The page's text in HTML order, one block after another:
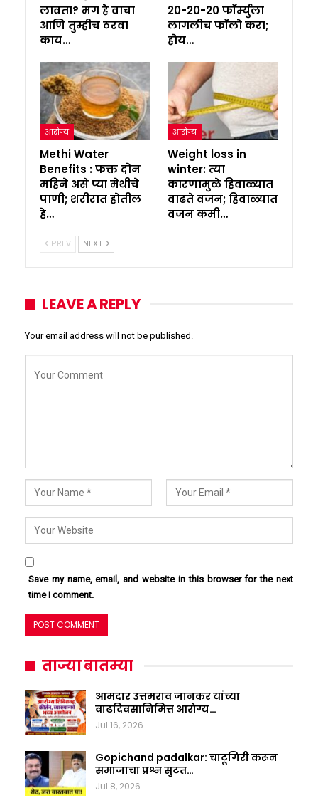
लावता? मग हे वाचा
आणि तुम्हीच ठरवा
काय…
20-20-20 फॉर्म्युला
लागलीच फॉलो करा;
होय…
आरोग्य
Methi Water
Benefits : फक्त दोन
महिने असे प्या मेथीचे
पाणी; शरीरात होतील
हे…
आरोग्य
Weight loss in
winter: त्या
कारणामुळे हिवाळ्यात
वाढते वजन; हिवाळ्यात
वजन कमी…
PREV NEXT
LEAVE A REPLY
Your email address will not be published.
Save my name, email, and website in this browser for the next
time I comment.
ताज्या बातम्या
आमदार उत्तमराव जानकर यांच्या
वाढदिवसानिमित्त आरोग्य…
Jul 16, 2026
Gopichand padalkar: चाटूगिरी करून
समाजाचा प्रश्न सुटत…
Jul 8, 2026